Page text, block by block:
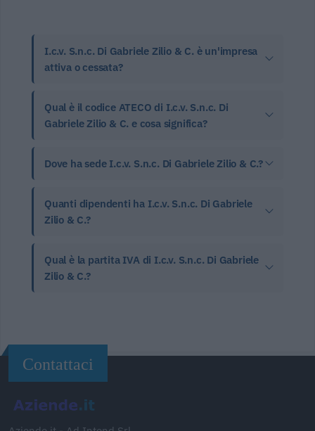
I.c.v. S.n.c. Di Gabriele Zilio & C. è un'impresa
attiva o cessata?
Qual è il codice ATECO di I.c.v. S.n.c. Di
Gabriele Zilio & C. e cosa significa?
Dove ha sede I.c.v. S.n.c. Di Gabriele Zilio & C.?
Quanti dipendenti ha I.c.v. S.n.c. Di Gabriele
Zilio & C.?
Qual è la partita IVA di I.c.v. S.n.c. Di Gabriele
Zilio & C.?
Contattaci